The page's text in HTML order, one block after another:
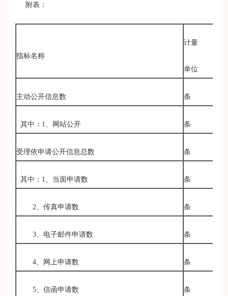
附表：
指标名称
计量
单位
主动公开信息数 条
其中：1、网站公开 条
受理依申请公开信息总数 条
其中：1、当面申请数 条
2、传真申请数 条
3、电子邮件申请数 条
4、网上申请数 条
5、信函申请数 条